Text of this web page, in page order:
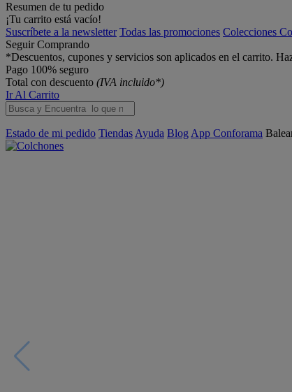
Resumen de tu pedido
¡Tu carrito está vacío!
Suscríbete a la newsletter Todas las promociones Colecciones
Seguir Comprando
*Descuentos, cupones y servicios son aplicados en el carrito.
Pago 100% seguro
Total con descuento (IVA incluido*)
Ir Al Carrito
Estado de mi pedido Tiendas Ayuda Blog App Conforama